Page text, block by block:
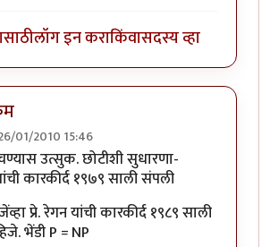
लॉग इन कराकिंवासदस्य व्हा
01/2010 15:46
उत्सुक. छोटीशी सुधारणा-
कारकीर्द १९७९ साली संपली
प्रे. रेगन यांची कारकीर्द १९८९ साली
भेंडी P = NP